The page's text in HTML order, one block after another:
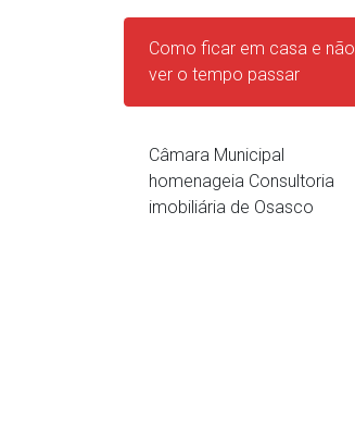
Como ficar em casa e não
ver o tempo passar
Câmara Municipal
homenageia Consultoria
imobiliária de Osasco